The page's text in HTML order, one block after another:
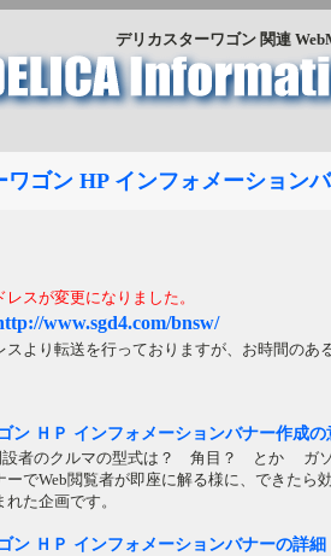
デリカスターワゴン 関連
ワゴン HP インフォメーション
スが変更になりました。
www.sgd4.com/bnsw/
り転送を行っておりますが、お時間のあ
ン ＨＰ インフォメーションバナー作成の
設者のクルマの型式は？ 角目？ とか ガ
ーでWeb閲覧者が即座に解る様に、できたら
た企画です。
ン ＨＰ インフォメーションバナーの詳細